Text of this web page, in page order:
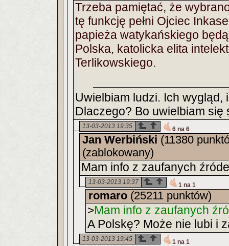
Trzeba pamiętać, że
tę funkcję pełni Ojciec
papieża watykańskiego
Polska, katolicka elita
Terlikowskiego.
Uwielbiam ludzi. Ich wygląd,
Dlaczego? Bo uwielbiam się
13-03-2013 19:35 6 na 6
Jan Werbiński (11380
(zablokowany)
Mam info z zaufanych
13-03-2013 19:37 1 na 1
romaro (25211 punktów)
>Mam info z zaufanych
A Polskę? Może nie lubi i
13-03-2013 19:45 1 na 1